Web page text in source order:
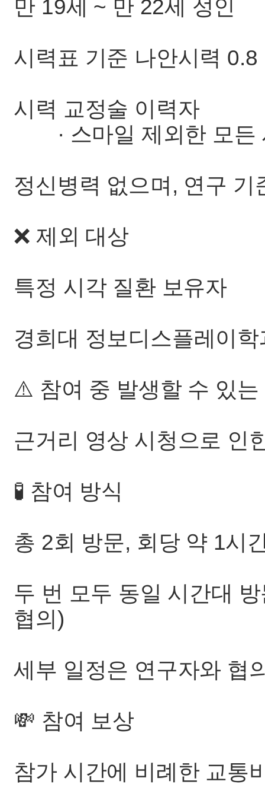
만 19세 ~ 만 22세 성인
시력표 기준 나안시력 0.8
시력 교정술 이력자
· 스마일 제외한 모든
정신병력 없으며, 연구 기
❌ 제외 대상
특정 시각 질환 보유자
경희대 정보디스플레이
⚠️ 참여 중 발생할 수 있는
근거리 영상 시청으로 인
🧪 참여 방식
총 2회 방문, 회당 약 1시
두 번 모두 동일 시간대
협의)
세부 일정은 연구자와 협
💸 참여 보상
참가 시간에 비례한 교통